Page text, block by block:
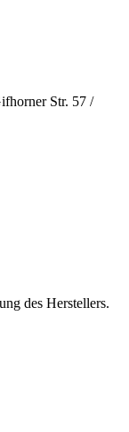
Str. 57 /
des Herstellers.